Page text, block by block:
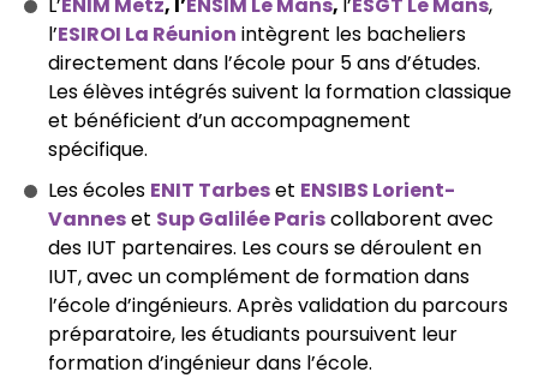
l’ESIROI La Réunion intègrent les bacheliers
directement dans l’école pour 5 ans d’études.
Les élèves intégrés suivent la formation classique
et bénéficient d’un accompagnement
spécifique.
Les écoles ENIT Tarbeset ENSIBS Lorient-
Vanneset Sup Galilée Pariscollaborent avec
des IUT partenaires. Les cours se déroulent en
IUT, avec un complément de formation dans
l’école d’ingénieurs. Après validation du parcours
préparatoire, les étudiants poursuivent leur
formation d’ingénieur dans l’école.